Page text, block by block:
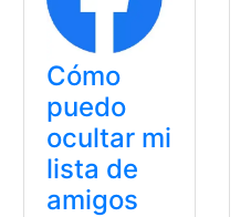
Cómo
puedo
ocultar mi
lista de
amigos